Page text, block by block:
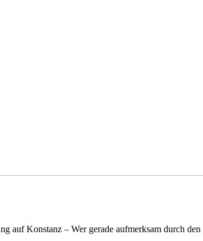
auf Konstanz – Wer gerade aufmerksam durch